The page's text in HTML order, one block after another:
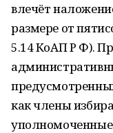
влечёт
размере от
5.14 КоАП Р Ф).
как члены
уполномоченные